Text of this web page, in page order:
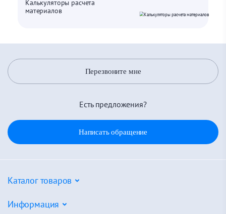
Калькуляторы расчета
материалов
Перезвоните мне
Есть предложения?
Написать обращение
Каталог товаров
Потолочные системы
Информация